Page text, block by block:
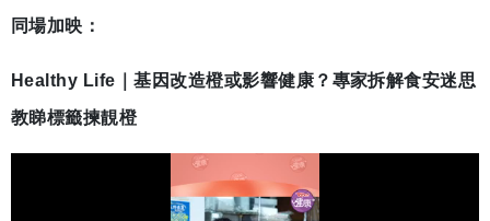
同場加映：
Healthy Life｜基因改造橙或影響健康？專家拆解食安迷思
教睇標籤揀靚橙